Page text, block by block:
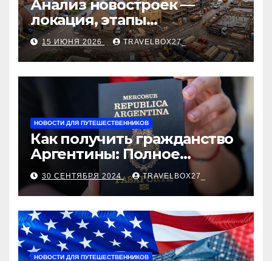
Анализ новостроек —
локация, этапы
строительства, проверка
застройщика, сценарии
оформления сделки и
рыночные ориентиры
15 ИЮНЯ 2026 TRAVELBOX27_
НОВОСТИ ДЛЯ ПУТЕШЕСТВЕННИКОВ
Как получить гражданство
Аргентины: Полное
руководство
30 СЕНТЯБРЯ 2024 TRAVELBOX27_
НОВОСТИ ДЛЯ ПУТЕШЕСТВЕННИКОВ